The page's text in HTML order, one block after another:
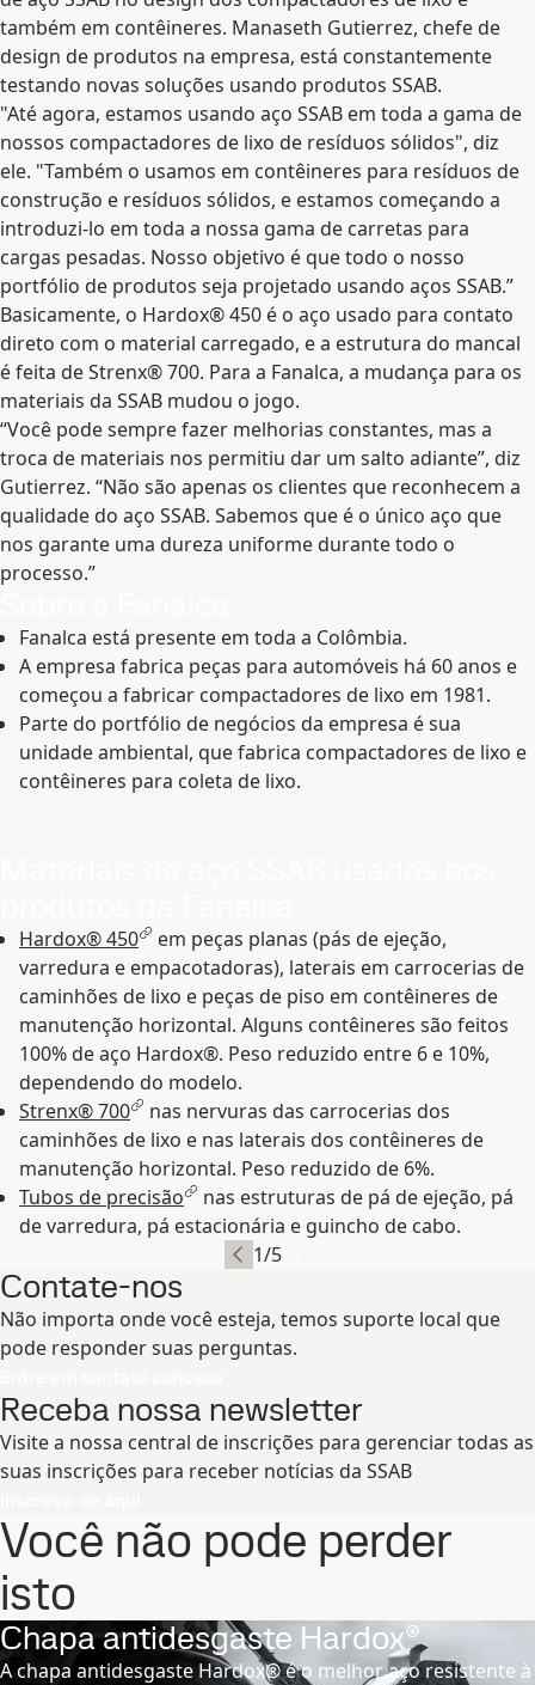
também em contêineres. Manaseth Gutierrez, chefe de
design de produtos na empresa, está constantemente
testando novas soluções usando produtos SSAB.
"Até agora, estamos usando aço SSAB em toda a gama de
nossos compactadores de lixo de resíduos sólidos", diz
ele. "Também o usamos em contêineres para resíduos de
construção e resíduos sólidos, e estamos começando a
introduzi-lo em toda a nossa gama de carretas para
cargas pesadas. Nosso objetivo é que todo o nosso
portfólio de produtos seja projetado usando aços SSAB.”
Basicamente, o Hardox® 450 é o aço usado para contato
direto com o material carregado, e a estrutura do mancal
é feita de Strenx® 700. Para a Fanalca, a mudança para os
materiais da SSAB mudou o jogo.
“Você pode sempre fazer melhorias constantes, mas a
troca de materiais nos permitiu dar um salto adiante”, diz
Gutierrez. “Não são apenas os clientes que reconhecem a
qualidade do aço SSAB. Sabemos que é o único aço que
nos garante uma dureza uniforme durante todo o
processo.”
Fanalca está presente em toda a Colômbia.
A empresa fabrica peças para automóveis há 60 anos e
começou a fabricar compactadores de lixo em 1981.
Parte do portfólio de negócios da empresa é sua
unidade ambiental, que fabrica compactadores de lixo e
contêineres para coleta de lixo.
Hardox® 450
em peças planas (pás de ejeção,
varredura e empacotadoras), laterais em carrocerias de
caminhões de lixo e peças de piso em contêineres de
manutenção horizontal. Alguns contêineres são feitos
100% de aço Hardox®. Peso reduzido entre 6 e 10%,
dependendo do modelo.
Strenx® 700
nas nervuras das carrocerias dos
caminhões de lixo e nas laterais dos contêineres de
manutenção horizontal. Peso reduzido de 6%.
Tubos de precisão
nas estruturas de pá de ejeção, pá
de varredura, pá estacionária e guincho de cabo.
1/5
Contate-nos
Não importa onde você esteja, temos suporte local que
pode responder suas perguntas.
Receba nossa newsletter
Visite a nossa central de inscrições para gerenciar todas as
suas inscrições para receber notícias da SSAB
Você não pode perder
isto
Chapa antidesgaste Hardox®
A chapa antidesgaste Hardox® é o melhor aço resistente à